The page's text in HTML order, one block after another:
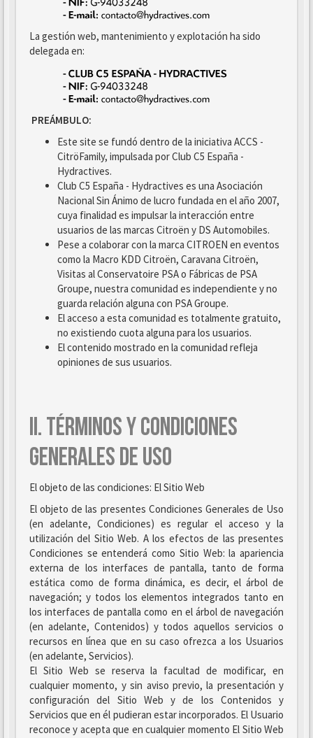
La gestión web, mantenimiento y explotación ha sido
delegada en:
PREÁMBULO:
Este site se fundó dentro de la iniciativa ACCS -
CitröFamily, impulsada por Club C5 España -
Hydractives.
Club C5 España - Hydractives es una Asociación
Nacional Sin Ánimo de lucro fundada en el año 2007,
cuya finalidad es impulsar la interacción entre
usuarios de las marcas Citroën y DS Automobiles.
Pese a colaborar con la marca CITROEN en eventos
como la Macro KDD Citroën, Caravana Citroën,
Visitas al Conservatoire PSA o Fábricas de PSA
Groupe, nuestra comunidad es independiente y no
guarda relación alguna con PSA Groupe.
El acceso a esta comunidad es totalmente gratuito,
no existiendo cuota alguna para los usuarios.
El contenido mostrado en la comunidad refleja
opiniones de sus usuarios.
II. TÉRMINOS Y CONDICIONES
GENERALES DE USO
El objeto de las condiciones: El Sitio Web
El objeto de las presentes Condiciones Generales de Uso
(en adelante, Condiciones) es regular el acceso y la
utilización del Sitio Web. A los efectos de las presentes
Condiciones se entenderá como Sitio Web: la apariencia
externa de los interfaces de pantalla, tanto de forma
estática como de forma dinámica, es decir, el árbol de
navegación; y todos los elementos integrados tanto en
los interfaces de pantalla como en el árbol de navegación
(en adelante, Contenidos) y todos aquellos servicios o
recursos en línea que en su caso ofrezca a los Usuarios
(en adelante, Servicios).
El Sitio Web se reserva la facultad de modificar, en
cualquier momento, y sin aviso previo, la presentación y
configuración del Sitio Web y de los Contenidos y
Servicios que en él pudieran estar incorporados. El Usuario
reconoce y acepta que en cualquier momento El Sitio Web